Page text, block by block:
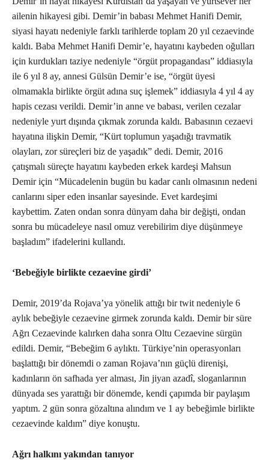
ailenin hikayesi gibi. Demir’in babası Mehmet Hanifi Demir,
siyasi hayatı nedeniyle farklı tarihlerde toplam 20 yıl cezaevinde
kaldı. Baba Mehmet Hanifi Demir’e, hayatını kaybeden oğulları
için kurdukları taziye nedeniyle “örgüt propagandası” iddiasıyla
ile 6 yıl 8 ay, annesi Gülsün Demir’e ise, “örgüt üyesi
olmamakla birlikte örgüt adına suç işlemek” iddiasıyla 4 yıl 4 ay
hapis cezası verildi. Demir’in anne ve babası, verilen cezalar
nedeniyle yurt dışında çıkmak zorunda kaldı. Babasının cezaevi
hayatına ilişkin Demir, “Kürt toplumun yaşadığı travmatik
olayları, zor süreçleri biz de yaşadık” dedi. Demir, 2016
çatışmalı süreçte hayatını kaybeden erkek kardeşi Mahsun
Demir için “Mücadelenin bugün bu kadar canlı olmasının nedeni
canlarını siper eden insanlar sayesinde. Evet kardeşimi
kaybettim. Zaten ondan sonra dünyam daha bir değişti, ondan
sonra bu mücadeleye nasıl omuz verebilirim diye düşünmeye
başladım” ifadelerini kullandı.
‘Bebeğiyle birlikte cezaevine girdi’
Demir, 2019’da Rojava’ya yönelik attığı bir twit nedeniyle 6
aylık bebeğiyle cezaevine girmek zorunda kaldı. Demir bir süre
Ağrı Cezaevinde kalırken daha sonra Oltu Cezaevine sürgün
edildi. Demir, “Bebeğim 6 aylıktı. Türkiye’nin operasyonları
başlattığı bir dönemdi o zaman Rojava’nın güçlü direnişi,
kadınların ön safhada yer alması, Jin jiyan azadî, sloganlarının
dünyada ses yarattığı bir dönemde, kendi çapımda bir paylaşım
yaptım. 2 gün sonra gözaltına alındım ve 1 ay bebeğimle birlikte
cezaevinde kaldım” diye konuştu.
Ağrı halkını yakından tanıyor